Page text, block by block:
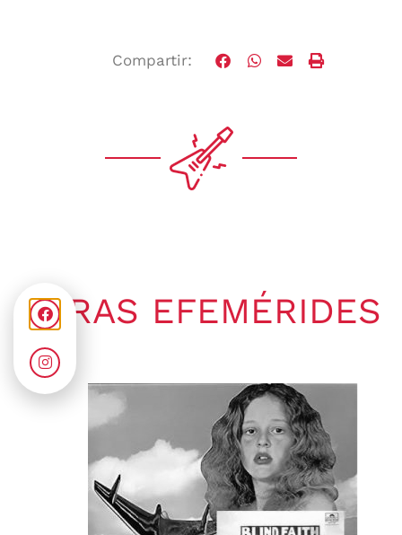
Compartir:
OTRAS EFEMÉRIDES